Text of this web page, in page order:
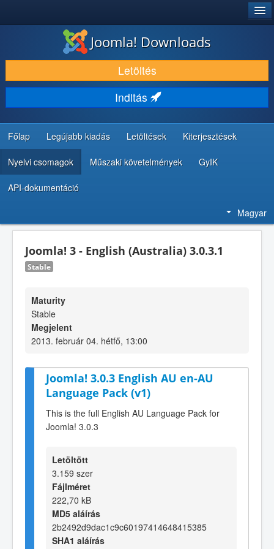
LETÖLTÉS ÉS KITERJESZTÉS
FEDEZZE FEL ÉS TANULJA MEG
KÖZÖSSÉG ÉS TÁMOGATÁS
FEJLESZTŐI ERŐFORRÁSOK
Joomla! Downloads
Letöltés
Inditás
Főlap Legújabb kiadás Letöltések Kiterjesztések
Nyelvi csomagok Műszaki követelmények GyIK
API-dokumentáció
Magyar
Joomla! 3 - English (Australia) 3.0.3.1
Stable
Maturity
Stable
Megjelent
2013. február 04. hétfő, 13:00
Joomla! 3.0.3 English AU en-AU
Language Pack (v1)
This is the full English AU Language Pack for
Joomla! 3.0.3
Letöltött
3.159 szer
Fájlméret
222,70 kB
MD5 aláírás
2b2492d9dac1c9c60197414648415385
SHA1 aláírás